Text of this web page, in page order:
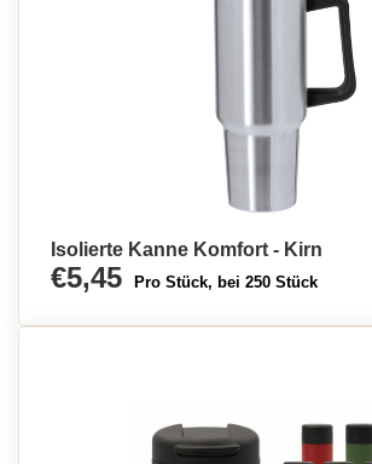
Isolierte Kanne Komfort - Kirn
€5,45 Pro Stück, bei 250 Stück